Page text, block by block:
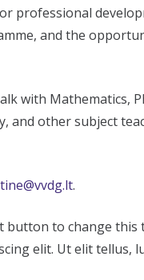
professional
and the
with Mathematics,
and other subject
.
button to change
elit. Ut elit tellus,